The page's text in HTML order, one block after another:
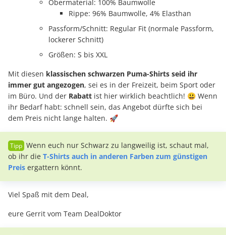
Obermaterial: 100% Baumwolle
Rippe: 96% Baumwolle, 4% Elasthan
Passform/Schnitt: Regular Fit (normale Passform,
lockerer Schnitt)
Größen: S bis XXL
Mit diesen klassischen schwarzen Puma-Shirts seid ihr
immer gut angezogen, sei es in der Freizeit, beim Sport oder
im Büro. Und der Rabatt ist hier wirklich beachtlich! 😃 Wenn
ihr Bedarf habt: schnell sein, das Angebot dürfte sich bei
dem Preis nicht lange halten. 🚀
Wenn euch nur Schwarz zu langweilig ist, schaut mal,
ob ihr die T-Shirts auch in anderen Farben zum günstigen
Preis ergattern könnt.
Viel Spaß mit dem Deal,
eure Gerrit vom Team DealDoktor